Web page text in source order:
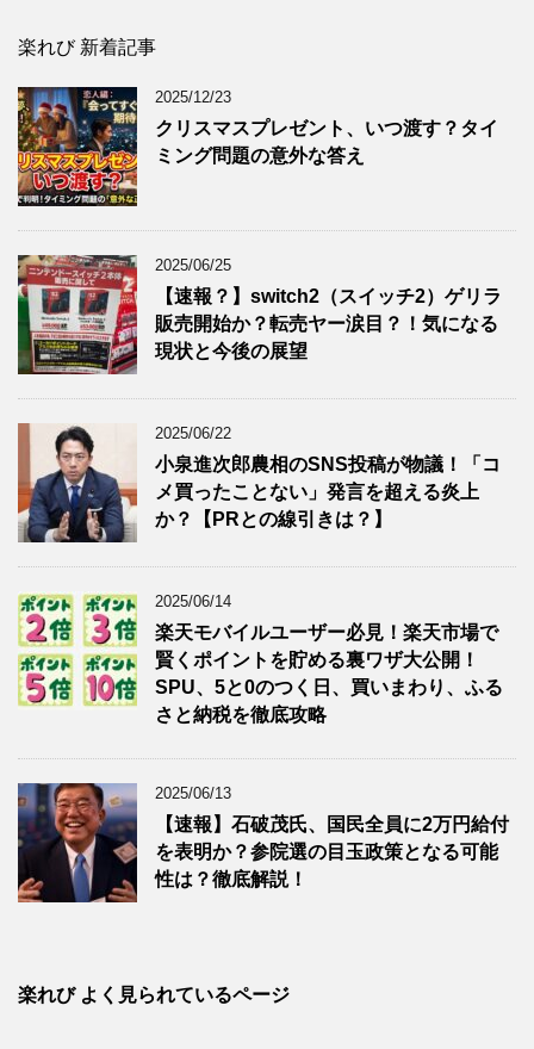
楽れび 新着記事
2025/12/23
クリスマスプレゼント、いつ渡す？タイ
ミング問題の意外な答え
2025/06/25
【速報？】switch2（スイッチ2）ゲリラ
販売開始か？転売ヤー涙目？！気になる
現状と今後の展望
2025/06/22
小泉進次郎農相のSNS投稿が物議！「コ
メ買ったことない」発言を超える炎上
か？【PRとの線引きは？】
2025/06/14
楽天モバイルユーザー必見！楽天市場で
賢くポイントを貯める裏ワザ大公開！
SPU、5と0のつく日、買いまわり、ふる
さと納税を徹底攻略
2025/06/13
【速報】石破茂氏、国民全員に2万円給付
を表明か？参院選の目玉政策となる可能
性は？徹底解説！
楽れび よく見られているページ